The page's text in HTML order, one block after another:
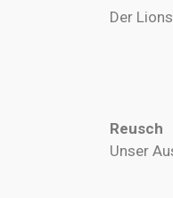
Der
Reusch
Unser